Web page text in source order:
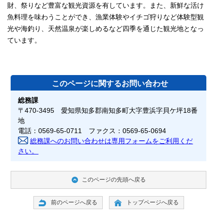
財、祭りなど豊富な観光資源を有しています。また、新鮮な活け
魚料理を味わうことができ、漁業体験やイチゴ狩りなど体験型観
光や海釣り、天然温泉が楽しめるなど四季を通じた観光地となっ
ています。
このページに関するお問い合わせ
総務課
〒470-3495 愛知県知多郡南知多町大字豊浜字貝ケ坪18番
地
電話：0569-65-0711 ファクス：0569-65-0694
総務課へのお問い合わせは専用フォームをご利用くだ
さい。
このページの先頭へ戻る
前のページへ戻る トップページへ戻る